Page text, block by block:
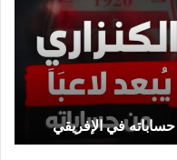
في الإفريقي